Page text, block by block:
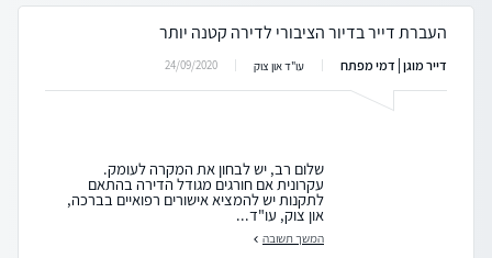
העברת דייר בדיור הציבורי לדירה קטנה יותר
דייר מוגן | דמי מפתח עו"ד און צוק 24/09/2020
שלום רב, יש לבחון את המקרה לעומק.
עקרונית אם חורגים מגודל הדירה בהתאם
לתקנות יש להמציא אישורים רפואיים בברכה,
און צוק, עו"ד...
המשך תשובה